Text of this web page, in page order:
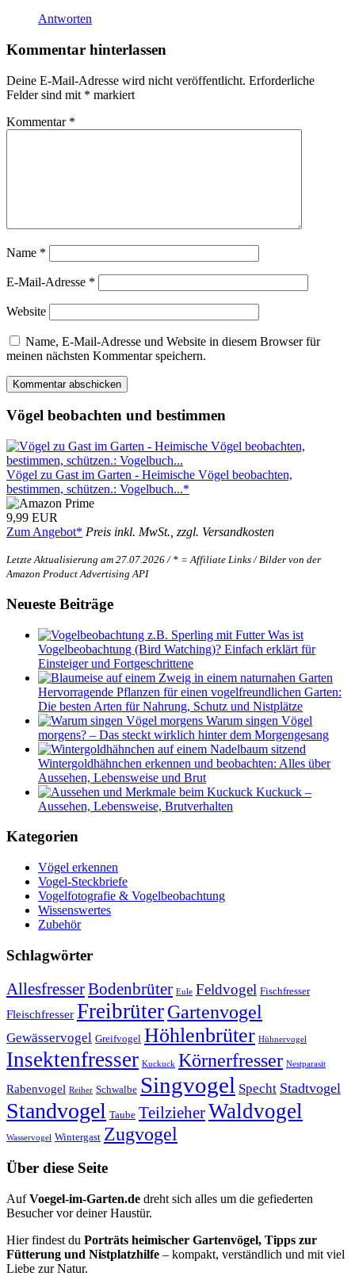
Antworten
Kommentar hinterlassen
Deine E-Mail-Adresse wird nicht veröffentlicht. Erforderliche
Felder sind mit * markiert
Kommentar *
Name *
E-Mail-Adresse *
Website
Name, E-Mail-Adresse und Website in diesem Browser für
meinen nächsten Kommentar speichern.
Vögel beobachten und bestimmen
Vögel zu Gast im Garten - Heimische Vögel beobachten,
bestimmen, schützen.: Vogelbuch...*
9,99 EUR
Zum Angebot* Preis inkl. MwSt., zzgl. Versandkosten
Letzte Aktualisierung am 27.07.2026 / * = Affiliate Links / Bilder von der
Amazon Product Advertising API
Neueste Beiträge
Was ist
Vogelbeobachtung (Bird Watching)? Einfach erklärt für
Einsteiger und Fortgeschrittene
Hervorragende Pflanzen für einen vogelfreundlichen Garten:
Die besten Arten für Nahrung, Schutz und Nistplätze
Warum singen Vögel
morgens? – Das steckt wirklich hinter dem Morgengesang
Wintergoldhähnchen erkennen und beobachten: Alles über
Aussehen, Lebensweise und Brut
Kuckuck –
Aussehen, Lebensweise, Brutverhalten
Kategorien
Vögel erkennen
Vogel-Steckbriefe
Vogelfotografie & Vogelbeobachtung
Wissenswertes
Zubehör
Schlagwörter
AllesfresserBodenbrüter Eule Feldvogel Fischfresser
Fleischfresser FreibrüterGartenvogel
Gewässervogel Greifvogel Höhlenbrüter Hühnervogel
Insektenfresser Kuckuck Körnerfresser Nestparasit
Rabenvogel Reiher Schwalbe Singvogel Specht Stadtvogel
Standvogel Taube TeilzieherWaldvogel
Wasservogel Wintergast Zugvogel
Über diese Seite
AufVoegel-im-Garten.de dreht sich alles um die gefiederten
Besucher vor deiner Haustür.
Hier findest du Porträts heimischer Gartenvögel, Tipps zur
Fütterung und Nistplatzhilfe – kompakt, verständlich und mit viel
Liebe zur Natur.